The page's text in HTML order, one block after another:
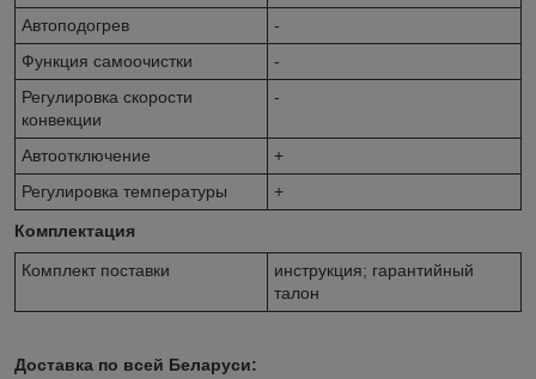
Автоподогрев
-
Функция самоочистки
-
Регулировка скорости
конвекции
-
Автоотключение
+
Регулировка температуры
+
Комплектация
Комплект поставки
инструкция; гарантийный
талон
Доставка по всей Беларуси: